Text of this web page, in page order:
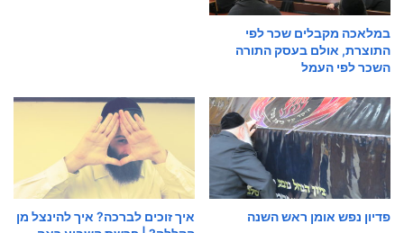
במלאכה מקבלים שכר לפי
התוצרת, אולם בעסק התורה
השכר לפי העמל
פדיון נפש אומן ראש השנה
איך זוכים לברכה? איך להינצל מן